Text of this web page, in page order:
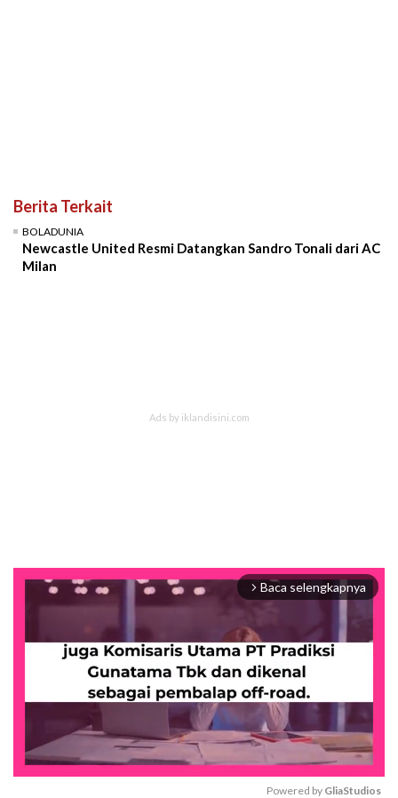
Berita Terkait
BOLADUNIA
Newcastle United Resmi Datangkan Sandro Tonali dari AC
Milan
arrow_forward_ios Baca selengkapnya
Powered by GliaStudios